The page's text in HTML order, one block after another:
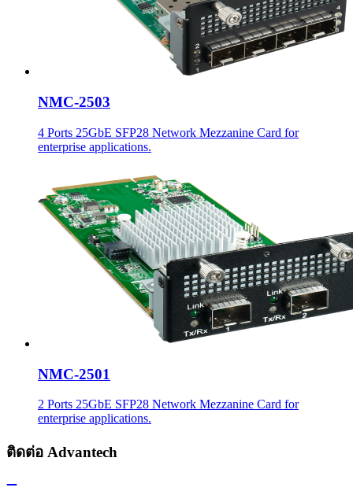
NMC-2503
4 Ports 25GbE SFP28 Network Mezzanine Card for
enterprise applications.
NMC-2501
2 Ports 25GbE SFP28 Network Mezzanine Card for
enterprise applications.
ติดต่อ Advantech